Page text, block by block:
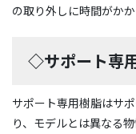
の取り外しに時間がか
◇サポート専
サポート専用樹脂はサ
り、モデルとは異なる